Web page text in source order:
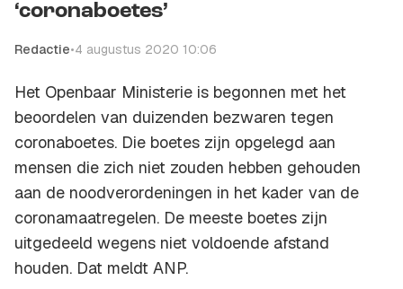
‘coronaboetes’
Redactie•4 augustus 2020 10:06
Het Openbaar Ministerie is begonnen met het
beoordelen van duizenden bezwaren tegen
coronaboetes. Die boetes zijn opgelegd aan
mensen die zich niet zouden hebben gehouden
aan de noodverordeningen in het kader van de
coronamaatregelen. De meeste boetes zijn
uitgedeeld wegens niet voldoende afstand
houden. Dat meldt ANP.